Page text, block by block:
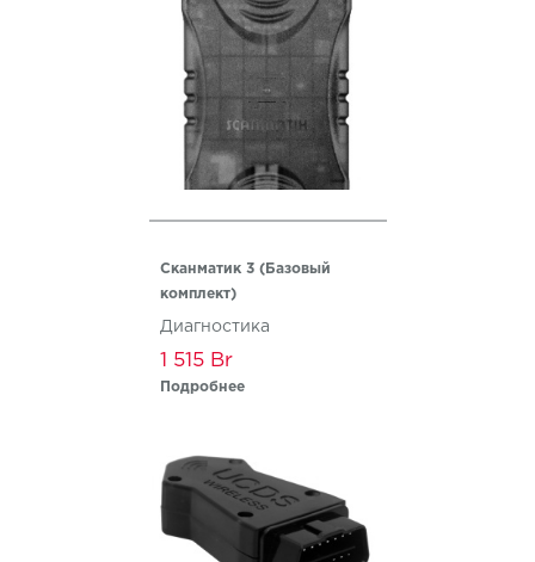
Сканматик 3 (Базовый
комплект)
Диагностика
1 515
Подробнее